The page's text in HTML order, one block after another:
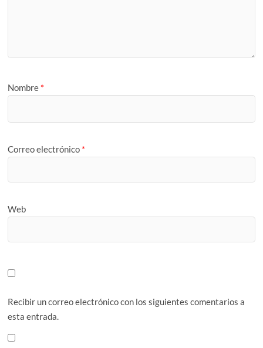
Nombre *
Correo electrónico *
Web
Recibir un correo electrónico con los siguientes comentarios a
esta entrada.